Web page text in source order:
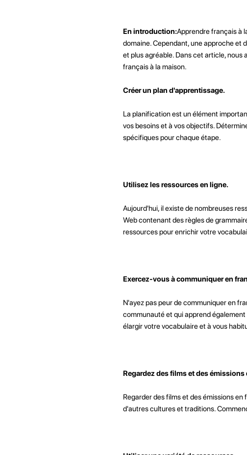
En introduction:Apprendre français à
domaine. Cependant, une approche et
et plus agréable. Dans cet article, nous
français à la maison.
Créer un plan d'apprentissage.
La planification est un élément
vos besoins et à vos objectifs.
spécifiques pour chaque étape.
Utilisez les ressources en ligne.
Aujourd'hui, il existe de nombreuses
Web contenant des règles de
ressources pour enrichir votre
Exercez-vous à communiquer en
N'ayez pas peur de communiquer en
communauté et qui apprend
élargir votre vocabulaire et à vous
Regardez des films et des
Regarder des films et des émissions
d'autres cultures et traditions.